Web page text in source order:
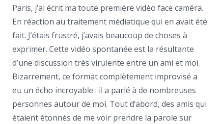
Paris, j’ai écrit ma toute première vidéo face caméra.
En réaction au traitement médiatique qui en avait été
fait. J’étais frustré, j’avais beaucoup de choses à
exprimer. Cette vidéo spontanée est la résultante
d’une discussion très virulente entre un ami et moi.
Bizarrement, ce format complètement improvisé a
eu un écho incroyable : il a parlé à de nombreuses
personnes autour de moi. Tout d’abord, des amis qui
étaient étonnés de me voir prendre la parole sur